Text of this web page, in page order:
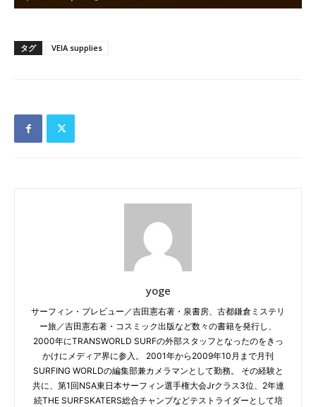
タグ VEIA supplies
yoge
サーフィン・プレビュー／吉田憲右著・泉書房、古都鎌倉ミステリ
ー旅／吉田憲右著・コスミック出版など数々の書籍を発行し、
2000年にTRANSWORLD SURFの外部スタッフとなったのをきっ
かけにメディア界に参入。 2001年から2009年10月まで月刊
SURFING WORLDの編集部兼カメラマンとして勤務。 その経験と
共に、第1回NSA東日本サーフィン選手権大会Jrクラス3位、2年連
続THE SURFSKATERS総合チャンプなどテストライダーとして培